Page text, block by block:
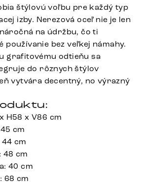
štýlovú voľbu pre každý typ
izby. Nerezová oceľ nie je len
na údržbu, čo ti
používanie bez veľkej námahy.
grafitovému odtieňu sa
do rôznych štýlov
vytvára decentný, no výrazný
H58 x V86 cm
cm
cm
48 cm
40 cm
68 cm